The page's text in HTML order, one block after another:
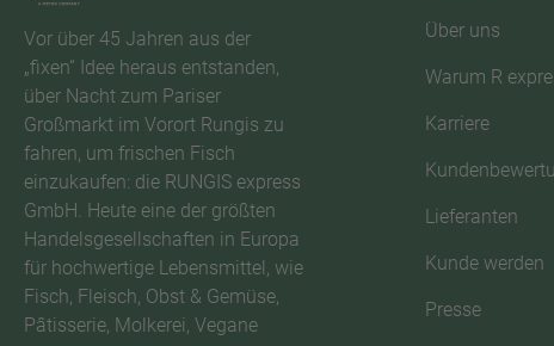
Vor über 45 Jahren aus der
„fixen“ Idee heraus entstanden,
über Nacht zum Pariser
Großmarkt im Vorort Rungis zu
fahren, um frischen Fisch
einzukaufen: die RUNGIS express
GmbH. Heute eine der größten
Handelsgesellschaften in Europa
für hochwertige Lebensmittel, wie
Fisch, Fleisch, Obst & Gemüse,
Pâtisserie, Molkerei, Vegane
Über uns
Warum R
Karriere
Lieferanten
Kunde werden
Presse